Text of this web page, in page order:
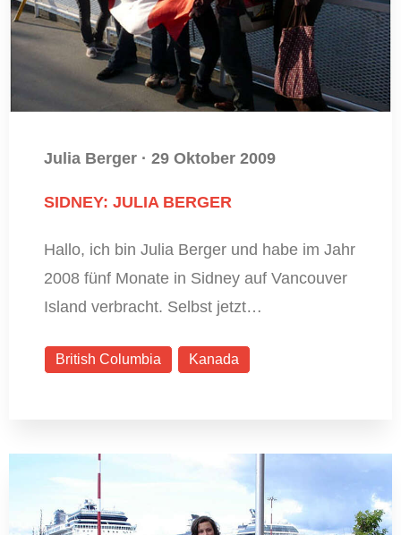
Julia Berger · 29 Oktober 2009
SIDNEY: JULIA BERGER
Hallo, ich bin Julia Berger und habe im Jahr
2008 fünf Monate in Sidney auf Vancouver
Island verbracht. Selbst jetzt…
British Columbia Kanada